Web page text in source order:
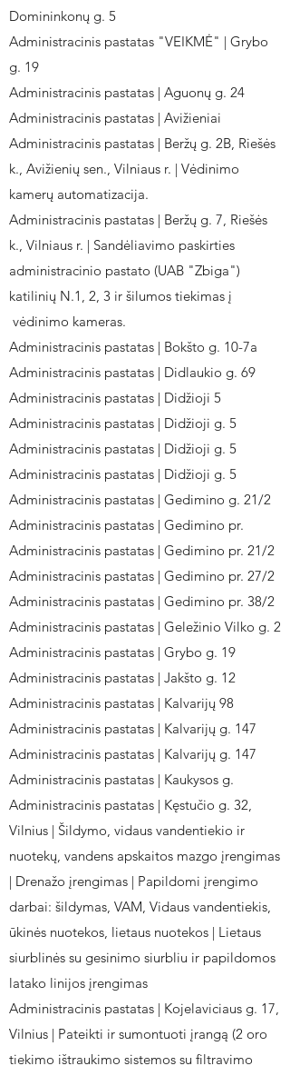
Domininkonų g. 5
Administracinis pastatas "VEIKMĖ" | Grybo
g. 19
Administracinis pastatas | Aguonų g. 24
Administracinis pastatas | Avižieniai
Administracinis pastatas | Beržų g. 2B, Riešės
k., Avižienių sen., Vilniaus r. | Vėdinimo
kamerų automatizacija.
Administracinis pastatas | Beržų g. 7, Riešės
k., Vilniaus r. | Sandėliavimo paskirties
administracinio pastato (UAB "Zbiga")
katilinių N.1, 2, 3 ir šilumos tiekimas į
vėdinimo kameras.
Administracinis pastatas | Bokšto g. 10-7a
Administracinis pastatas | Didlaukio g. 69
Administracinis pastatas | Didžioji 5
Administracinis pastatas | Didžioji g. 5
Administracinis pastatas | Didžioji g. 5
Administracinis pastatas | Didžioji g. 5
Administracinis pastatas | Gedimino g. 21/2
Administracinis pastatas | Gedimino pr.
Administracinis pastatas | Gedimino pr. 21/2
Administracinis pastatas | Gedimino pr. 27/2
Administracinis pastatas | Gedimino pr. 38/2
Administracinis pastatas | Geležinio Vilko g. 2
Administracinis pastatas | Grybo g. 19
Administracinis pastatas | Jakšto g. 12
Administracinis pastatas | Kalvarijų 98
Administracinis pastatas | Kalvarijų g. 147
Administracinis pastatas | Kalvarijų g. 147
Administracinis pastatas | Kaukysos g.
Administracinis pastatas | Kęstučio g. 32,
Vilnius | Šildymo, vidaus vandentiekio ir
nuotekų, vandens apskaitos mazgo įrengimas
| Drenažo įrengimas | Papildomi įrengimo
darbai: šildymas, VAM, Vidaus vandentiekis,
ūkinės nuotekos, lietaus nuotekos | Lietaus
siurblinės su gesinimo siurbliu ir papildomos
latako linijos įrengimas
Administracinis pastatas | Kojelaviciaus g. 17,
Vilnius | Pateikti ir sumontuoti įrangą (2 oro
tiekimo ištraukimo sistemos su filtravimo